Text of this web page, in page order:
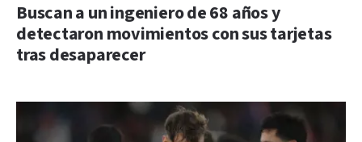
Buscan a un ingeniero de 68 años y
detectaron movimientos con sus tarjetas
tras desaparecer